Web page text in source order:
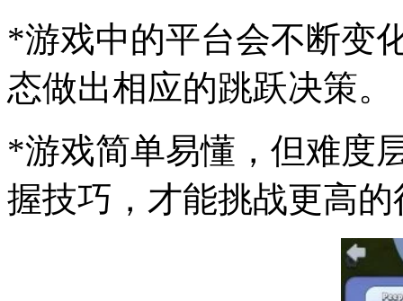
*游戏中的平台会不断变
态做出相应的跳跃决策。
*游戏简单易懂，但难度
握技巧，才能挑战更高的